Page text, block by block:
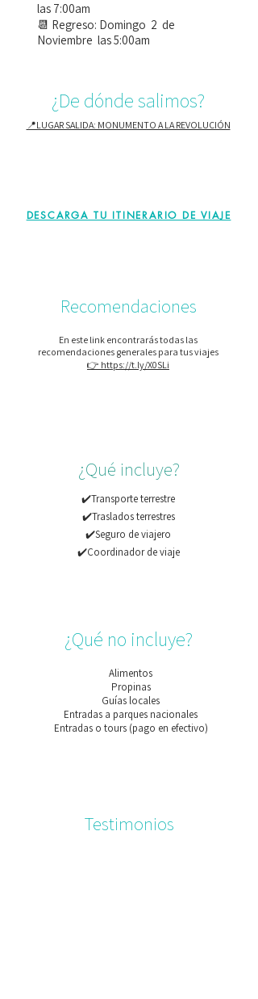
las 7:00am
📆 Regreso: Domingo 2 de
Noviembre las 5:00am
¿De dónde salimos?
📍LUGAR SALIDA: MONUMENTO A LA REVOLUCIÓN
DESCARGA TU ITINERARIO DE VIAJE
Recomendaciones
En este link encontrarás todas las
recomendaciones generales para tus viajes
👉 https://t.ly/X0SLi
¿Qué incluye?
✔️Transporte terrestre
✔️Traslados terrestres
✔️Seguro de viajero
✔️Coordinador de viaje
¿Qué no incluye?
Alimentos
Propinas
Guías locales
Entradas a parques nacionales
Entradas o tours (pago en efectivo)
Testimonios